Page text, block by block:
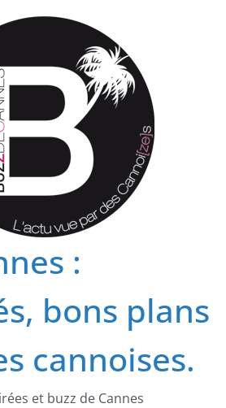
:
bons plans
cannoises.
et buzz de Cannes